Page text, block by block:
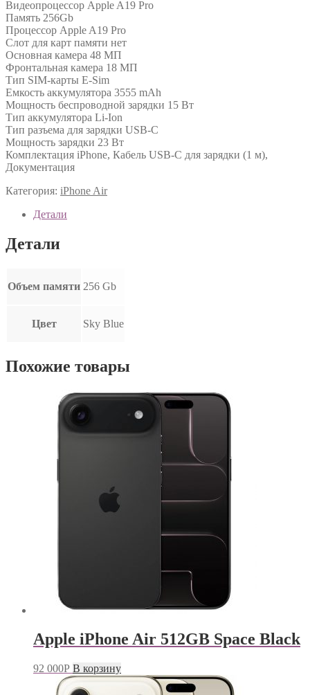
Видеопроцессор Apple A19 Pro
Память 256Gb
Процессор Apple A19 Pro
Слот для карт памяти нет
Основная камера 48 МП
Фронтальная камера 18 МП
Тип SIM-карты E-Sim
Емкость аккумулятора 3555 mAh
Мощность беспроводной зарядки 15 Вт
Тип аккумулятора Li-Ion
Тип разъема для зарядки USB-C
Мощность зарядки 23 Вт
Комплектация iPhone, Кабель USB-C для зарядки (1 м),
Документация
Категория: iPhone Air
Детали
Детали
Объем памяти 256 Gb
Цвет Sky Blue
Похожие товары
Apple iPhone Air 512GB Space Black
92 000Р В корзину